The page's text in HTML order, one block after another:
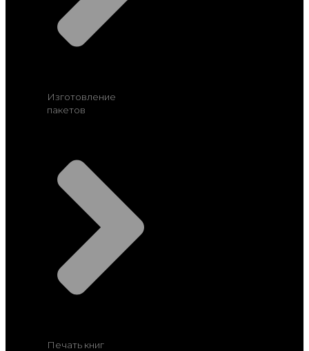
Изготовление
пакетов
Печать книг